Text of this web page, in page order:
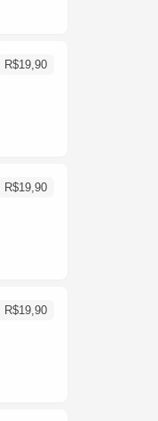
R$19,90
R$19,90
R$19,90